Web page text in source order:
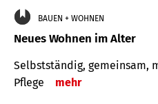
BAUEN + WOHNEN
Neues Wohnen im Alter
Selbstständig, gemeinsam,
Pflege
mehr